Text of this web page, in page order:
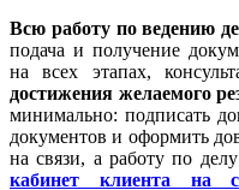
Всю работу по ведению
подача и получение
на всех этапах,
достижения желаемого
минимально: подписать
документов и оформить
на связи, а работу по
кабинет клиента на